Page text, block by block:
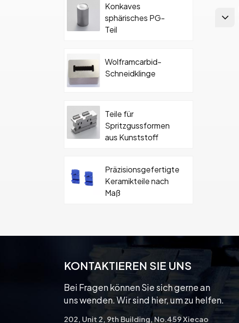
Konkaves
sphärisches PG-
Teil
Wolframcarbid-
Schneidklinge
Teile für
Spritzgussformen
aus Kunststoff
Präzisionsgefertigte
Keramikteile nach
Maß
Keramikformteil mit
Schraube
KONTAKTIEREN SIE UNS
Bei Fragen können Sie sich gerne an
uns wenden. Wir sind hier, um zu helfen.
202, Unit 2, 9th Building, No.459 Xiecao